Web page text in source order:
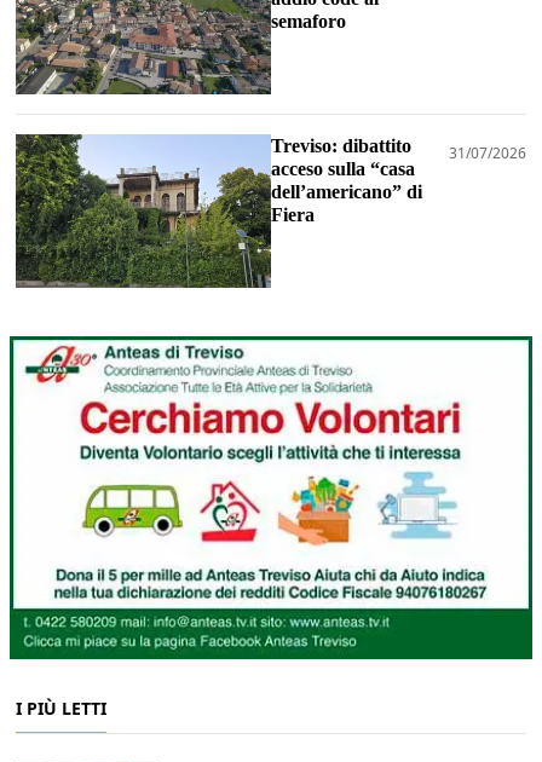
semaforo
Treviso: dibattito
acceso sulla “casa
dell’americano” di
Fiera
31/07/2026
I PIÙ LETTI